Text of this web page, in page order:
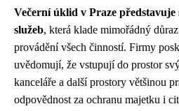
Večerní úklid v Praze
služeb, která klade mimořádný
provádění všech činností. Firmy
uvědomují, že vstupují do prostor
kanceláře a další prostory většinou
odpovědnost za ochranu majetku i